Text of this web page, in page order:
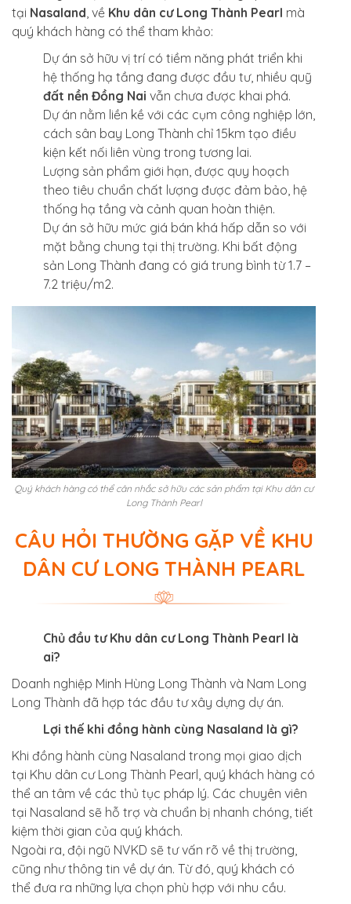
tại Nasaland, về Khu dân cư Long Thành Pearl mà
quý khách hàng có thể tham khảo:
Dự án sở hữu vị trí có tiềm năng phát triển khi
hệ thống hạ tầng đang được đầu tư, nhiều quỹ
đất nền Đồng Nai vẫn chưa được khai phá.
Dự án nằm liền kề với các cụm công nghiệp lớn,
cách sân bay Long Thành chỉ 15km tạo điều
kiện kết nối liên vùng trong tương lai.
Lượng sản phẩm giới hạn, được quy hoạch
theo tiêu chuẩn chất lượng được đảm bảo, hệ
thống hạ tầng và cảnh quan hoàn thiện.
Dự án sở hữu mức giá bán khá hấp dẫn so với
mặt bằng chung tại thị trường. Khi bất động
sản Long Thành đang có giá trung bình từ 1.7 –
7.2 triệu/m2.
Quý khách hàng có thể cân nhắc sở hữu các sản phẩm tại Khu dân cư
Long Thành Pearl
CÂU HỎI THƯỜNG GẶP VỀ KHU
DÂN CƯ LONG THÀNH PEARL
Chủ đầu tư Khu dân cư Long Thành Pearl là
ai?
Doanh nghiệp Minh Hùng Long Thành và Nam Long
Long Thành đã hợp tác đầu tư xây dựng dự án.
Lợi thế khi đồng hành cùng Nasaland là gì?
Khi đồng hành cùng Nasaland trong mọi giao dịch
tại Khu dân cư Long Thành Pearl, quý khách hàng có
thể an tâm về các thủ tục pháp lý. Các chuyên viên
tại Nasaland sẽ hỗ trợ và chuẩn bị nhanh chóng, tiết
kiệm thời gian của quý khách.
Ngoài ra, đội ngũ NVKD sẽ tư vấn rõ về thị trường,
cũng như thông tin về dự án. Từ đó, quý khách có
thể đưa ra những lựa chọn phù hợp với nhu cầu.